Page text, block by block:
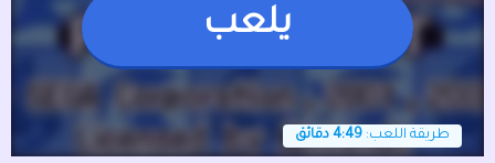
يلعب
طريقة اللعب: 4:49 دقائق